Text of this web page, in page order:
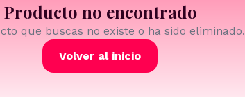
Producto no encontrado
que buscas no existe o ha sido eliminado.
Volver al inicio